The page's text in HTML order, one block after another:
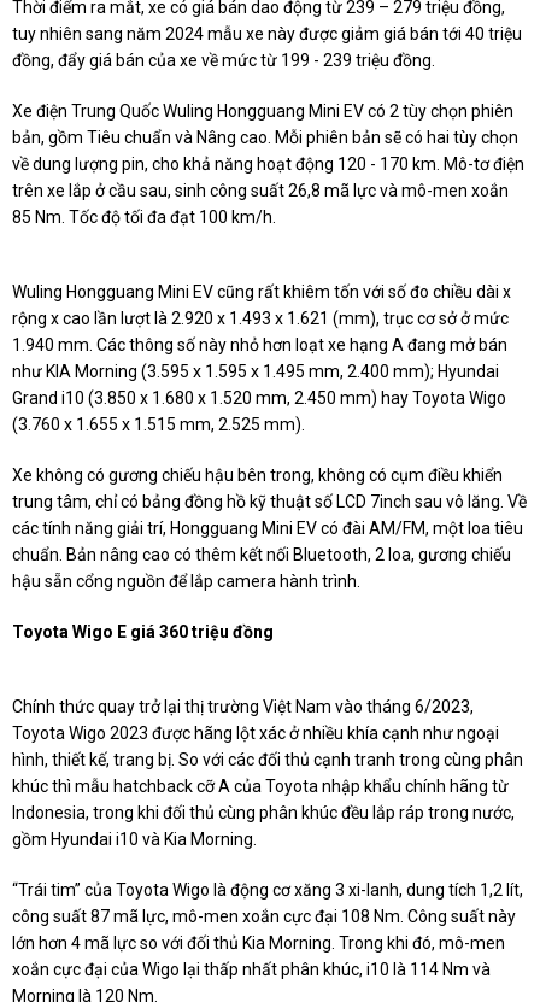
Thời điểm ra mắt, xe có giá bán dao động từ 239 – 279 triệu đồng,
tuy nhiên sang năm 2024 mẫu xe này được giảm giá bán tới 40 triệu
đồng, đẩy giá bán của xe về mức từ 199 - 239 triệu đồng.
Xe điện Trung Quốc Wuling Hongguang Mini EV có 2 tùy chọn phiên
bản, gồm Tiêu chuẩn và Nâng cao. Mỗi phiên bản sẽ có hai tùy chọn
về dung lượng pin, cho khả năng hoạt động 120 - 170 km. Mô-tơ điện
trên xe lắp ở cầu sau, sinh công suất 26,8 mã lực và mô-men xoắn
85 Nm. Tốc độ tối đa đạt 100 km/h.
Wuling Hongguang Mini EV cũng rất khiêm tốn với số đo chiều dài x
rộng x cao lần lượt là 2.920 x 1.493 x 1.621 (mm), trục cơ sở ở mức
1.940 mm. Các thông số này nhỏ hơn loạt xe hạng A đang mở bán
như KIA Morning (3.595 x 1.595 x 1.495 mm, 2.400 mm); Hyundai
Grand i10 (3.850 x 1.680 x 1.520 mm, 2.450 mm) hay Toyota Wigo
(3.760 x 1.655 x 1.515 mm, 2.525 mm).
Xe không có gương chiếu hậu bên trong, không có cụm điều khiển
trung tâm, chỉ có bảng đồng hồ kỹ thuật số LCD 7inch sau vô lăng. Về
các tính năng giải trí, Hongguang Mini EV có đài AM/FM, một loa tiêu
chuẩn. Bản nâng cao có thêm kết nối Bluetooth, 2 loa, gương chiếu
hậu sẵn cổng nguồn để lắp camera hành trình.
Toyota Wigo E giá 360 triệu đồng
Chính thức quay trở lại thị trường Việt Nam vào tháng 6/2023,
Toyota Wigo 2023 được hãng lột xác ở nhiều khía cạnh như ngoại
hình, thiết kế, trang bị. So với các đối thủ cạnh tranh trong cùng phân
khúc thì mẫu hatchback cỡ A của Toyota nhập khẩu chính hãng từ
Indonesia, trong khi đối thủ cùng phân khúc đều lắp ráp trong nước,
gồm Hyundai i10 và Kia Morning.
“Trái tim” của Toyota Wigo là động cơ xăng 3 xi-lanh, dung tích 1,2 lít,
công suất 87 mã lực, mô-men xoắn cực đại 108 Nm. Công suất này
lớn hơn 4 mã lực so với đối thủ Kia Morning. Trong khi đó, mô-men
xoắn cực đại của Wigo lại thấp nhất phân khúc, i10 là 114 Nm và
Morning là 120 Nm.